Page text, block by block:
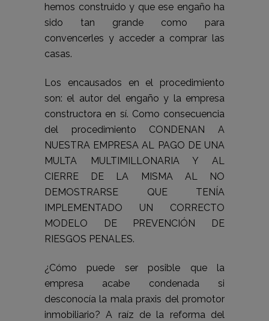
hemos construido y que ese engaño ha
sido tan grande como para
convencerles y acceder a comprar las
casas.
Los encausados en el procedimiento
son: el autor del engaño y la empresa
constructora en sí. Como consecuencia
del procedimiento CONDENAN A
NUESTRA EMPRESA AL PAGO DE UNA
MULTA MULTIMILLONARIA Y AL
CIERRE DE LA MISMA AL NO
DEMOSTRARSE QUE TENÍA
IMPLEMENTADO UN CORRECTO
MODELO DE PREVENCIÓN DE
RIESGOS PENALES.
¿Cómo puede ser posible que la
empresa acabe condenada si
desconocía la mala praxis del promotor
inmobiliario? A raíz de la reforma del